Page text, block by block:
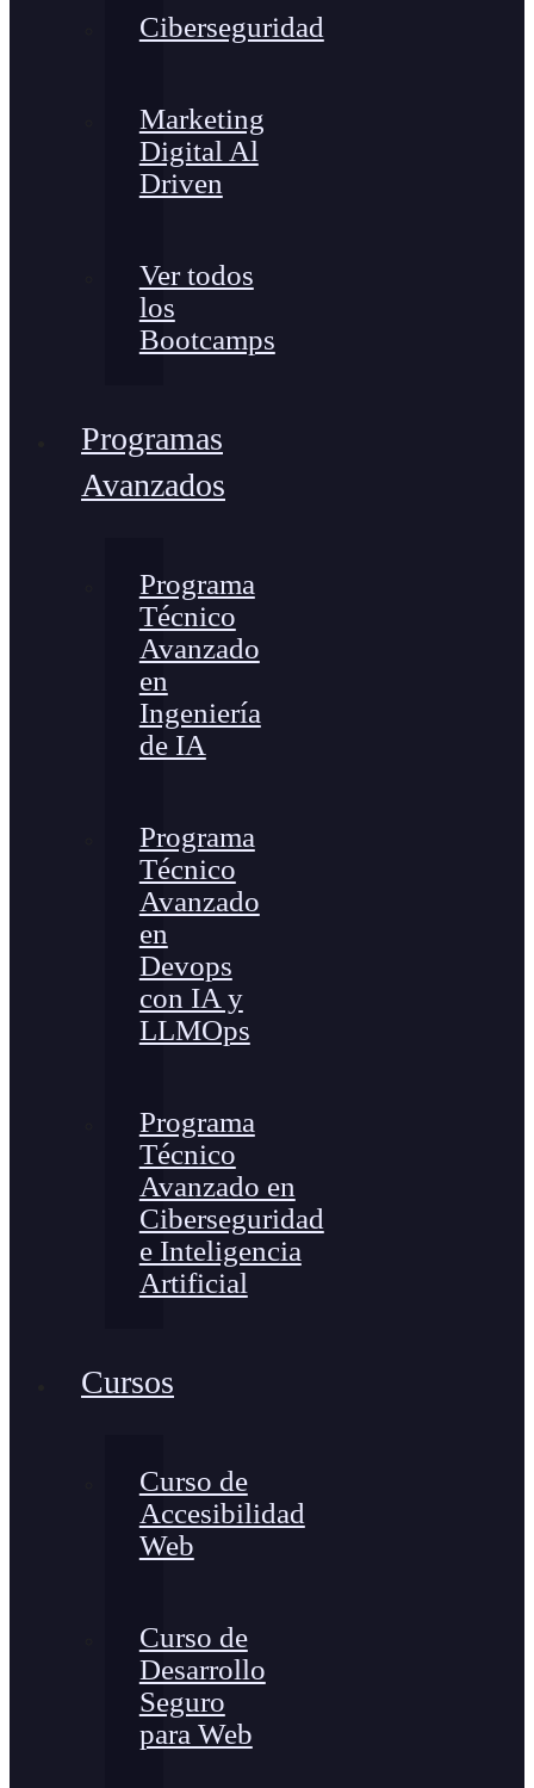
Ciberseguridad
Marketing
Digital Al
Driven
Ver todos
los
Bootcamps
Programas
Avanzados
Programa
Técnico
Avanzado
en
Ingeniería
de IA
Programa
Técnico
Avanzado
en
Devops
con IA y
LLMOps
Programa
Técnico
Avanzado en
Ciberseguridad
e Inteligencia
Artificial
Cursos
Curso de
Accesibilidad
Web
Curso de
Desarrollo
Seguro
para Web